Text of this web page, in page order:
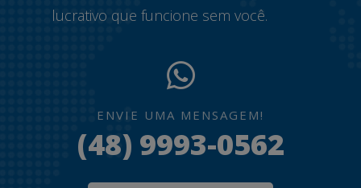
lucrativo que funcione sem você.
ENVIE UMA MENSAGEM!
(48) 9993-0562